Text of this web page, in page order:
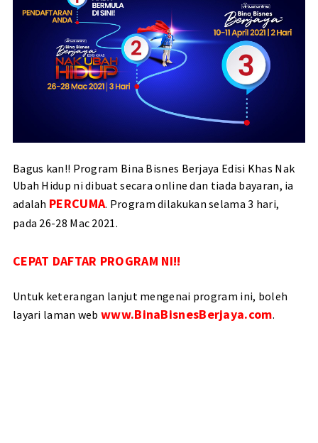
Bagus kan!! Program Bina Bisnes Berjaya Edisi Khas Nak
Ubah Hidup ni dibuat secara online dan tiada bayaran, ia
adalah PERCUMA. Program dilakukan selama 3 hari,
pada 26-28 Mac 2021.
CEPAT DAFTAR PROGRAM NI!!
Untuk keterangan lanjut mengenai program ini, boleh
layari laman webwww.BinaBisnesBerjaya.com.